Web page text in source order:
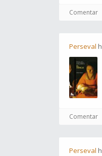
Comentar
Perseval
Comentar
Perseval